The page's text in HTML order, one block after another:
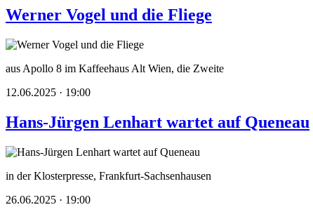
Werner Vogel und die Fliege
aus Apollo 8 im Kaffeehaus Alt Wien, die Zweite
12.06.2025 · 19:00
Hans-Jürgen Lenhart wartet auf Queneau
in der Klosterpresse, Frankfurt-Sachsenhausen
26.06.2025 · 19:00